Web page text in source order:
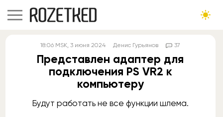
18:06 MSK, 3 июня 2024 Денис Гурьянов 37
Представлен адаптер для
подключения PS VR2 к
компьютеру
Будут работать не все функции шлема.